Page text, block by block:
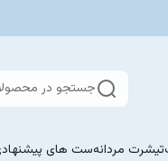
جستجو در
تیشرت مردانهست های